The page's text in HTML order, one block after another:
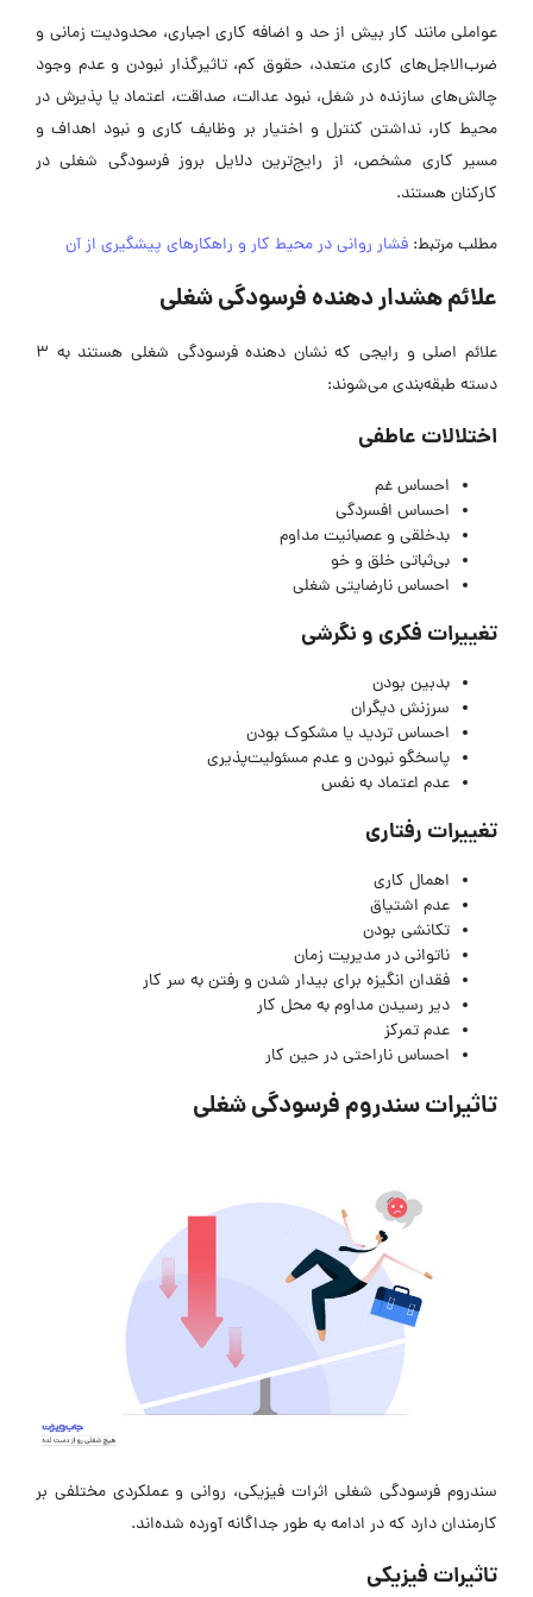
عواملی مانند کار بیش از حد و اضافه کاری اجباری، محدودیت زمانی و
ضرب‌الاجل‌های کاری متعدد، حقوق کم، تاثیرگذار نبودن و عدم وجود
چالش‌های سازنده در شغل، نبود عدالت، صداقت، اعتماد یا پذیرش در
محیط کار، نداشتن کنترل و اختیار بر وظایف کاری و نبود اهداف و
مسیر کاری مشخص، از رایج‌ترین دلایل بروز فرسودگی شغلی در
کارکنان هستند.
مطلب مرتبط: فشار روانی در محیط کار و راهکارهای پیشگیری از آن
علائم هشدار دهنده فرسودگی شغلی
علائم اصلی و رایجی که نشان دهنده فرسودگی شغلی هستند به 3
دسته طبقه‌بندی می‌شوند:
اختلالات عاطفی
احساس غم
احساس افسردگی
بدخلقی و عصبانیت مداوم
بی‌ثباتی خلق و خو
احساس نارضایتی شغلی
تغییرات فکری و نگرشی
بدبین بودن
سرزنش دیگران
احساس تردید یا مشکوک بودن
پاسخگو نبودن و عدم مسئولیت‌پذیری
عدم اعتماد به نفس
تغییرات رفتاری
اهمال کاری
عدم اشتیاق
تکانشی بودن
ناتوانی در مدیریت زمان
فقدان انگیزه برای بیدار شدن و رفتن به سر کار
دیر رسیدن مداوم به محل کار
عدم تمرکز
احساس ناراحتی در حین کار
تاثیرات سندروم فرسودگی شغلی
سندروم فرسودگی شغلی اثرات فیزیکی، روانی و عملکردی مختلفی بر
کارمندان دارد که در ادامه به طور جداگانه آورده شده‌اند.
تاثیرات فیزیکی